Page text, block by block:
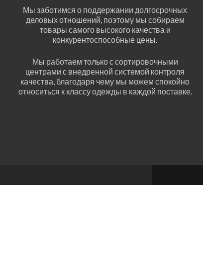
Мы заботимся о поддержании долгосрочных
деловых отношений, поэтому мы собираем
товары самого высокого качества и
конкурентоспособные цены.
Мы работаем только с сортировочными
центрами с внедренной системой контроля
качества, благодаря чему мы можем спокойно
относиться к классу одежды в каждой поставке.